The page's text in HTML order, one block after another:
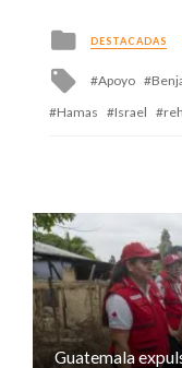
Posted
in
DESTACADAS
Tagged
with
Apoyo
Hamas
Israel
Guatemala